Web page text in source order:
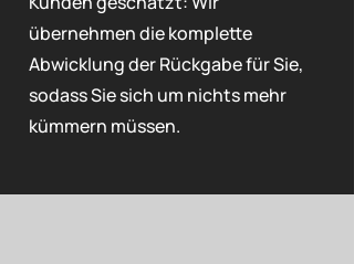
übernehmen die komplette
Abwicklung der Rückgabe für Sie,
sodass Sie sich um nichts mehr
kümmern müssen.